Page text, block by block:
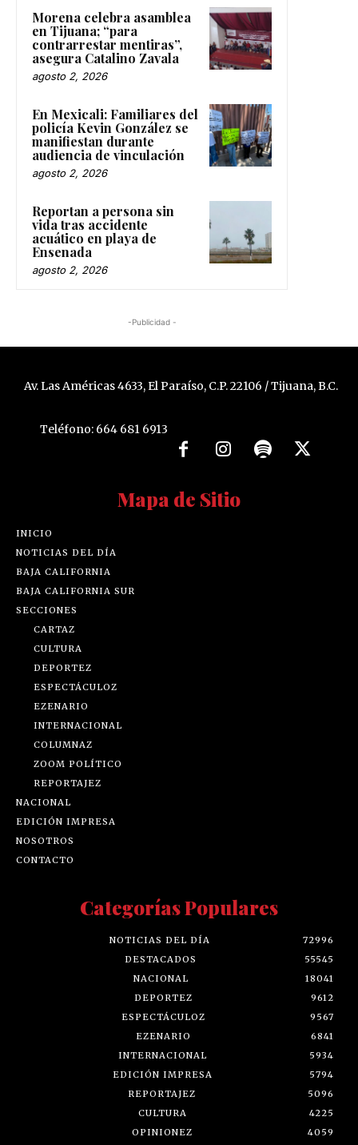
Morena celebra asamblea
en Tijuana; “para
contrarrestar mentiras”,
asegura Catalino Zavala
agosto 2, 2026
En Mexicali: Familiares del
policía Kevin González se
manifiestan durante
audiencia de vinculación
agosto 2, 2026
Reportan a persona sin
vida tras accidente
acuático en playa de
Ensenada
agosto 2, 2026
-Publicidad -
Av. Las Américas 4633, El Paraíso, C.P. 22106 / Tijuana, B.C.
Teléfono: 664 681 6913
Mapa de Sitio
INICIO
NOTICIAS DEL DÍA
BAJA CALIFORNIA
BAJA CALIFORNIA SUR
SECCIONES
CARTAZ
CULTURA
DEPORTEZ
ESPECTÁCULOZ
EZENARIO
INTERNACIONAL
COLUMNAZ
ZOOM POLÍTICO
REPORTAJEZ
NACIONAL
EDICIÓN IMPRESA
NOSOTROS
CONTACTO
Categorías Populares
NOTICIAS DEL DÍA
72996
DESTACADOS
55545
NACIONAL
18041
DEPORTEZ
9612
ESPECTÁCULOZ
9567
EZENARIO
6841
INTERNACIONAL
5934
EDICIÓN IMPRESA
5794
REPORTAJEZ
5096
CULTURA
4225
OPINIONEZ
4059